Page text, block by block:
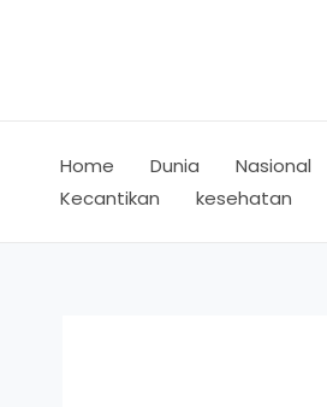
Home Dunia Nasional
Kecantikan
kesehatan